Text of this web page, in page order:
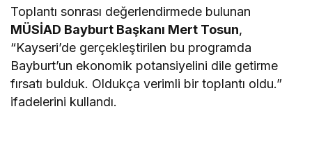
Toplantı sonrası değerlendirmede bulunan
MÜSİAD Bayburt Başkanı Mert Tosun,
“Kayseri’de gerçekleştirilen bu programda
Bayburt’un ekonomik potansiyelini dile getirme
fırsatı bulduk. Oldukça verimli bir toplantı oldu.”
ifadelerini kullandı.